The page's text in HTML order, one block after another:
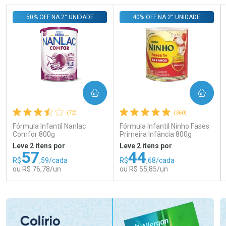
(72)
Fórmula Infantil Nanlac
Comfor 800g
50% OFF NA 2° UNIDADE
Leve 2 itens por
R$57,59/cada
ou R$ 76,78/un
COMPRAR
(360)
Fórmula Infantil Ninho Fases
Primeira Infância 800g
40% OFF NA 2° UNIDADE
Leve 2 itens por
R$44,68/cada
ou R$ 55,85/un
COMPRAR
Laboratório
Por Menos